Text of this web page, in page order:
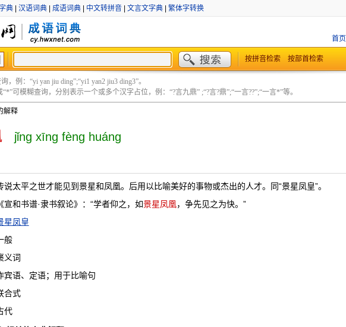
典| 汉语词典| 成语词典| 中文转拼音| 文言文字典| 繁体字转换
首页
按拼音检索 按部首检索
，例：“yi yan jiu ding”;“yi1 yan2 jiu3 ding3”。
可模糊查询，分别表示一个或多个汉字占位，例：“?言九鼎” ;“?言?鼎”;“一言??”;“一言*”等。
解释
jǐng xīng fèng huáng
说太平之世才能见到景星和凤凰。后用以比喻美好的事物或杰出的人才。同“景星凤皇”。
《宣和书谱·隶书叙论》：“学者仰之，如景星凤凰，争先见之为快。”
星凤皇
般
义词
宾语、定语；用于比喻句
合式
代